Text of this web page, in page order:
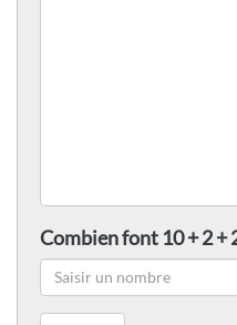
Combien font 10 + 2 +